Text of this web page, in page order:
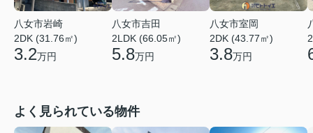
八女市岩崎
2DK (31.76㎡)
3.2万円
八女市吉田
2LDK (66.05㎡)
5.8万円
八女市室岡
2DK (43.77㎡)
3.8万円
よく見られている物件